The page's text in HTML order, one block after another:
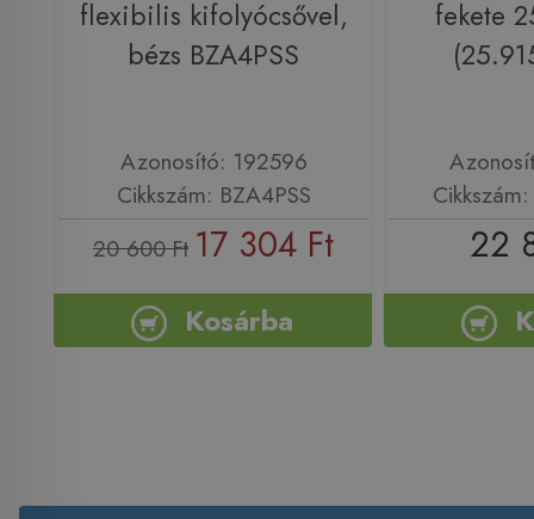
flexibilis kifolyócsővel,
bézs BZA4PSS
Azonosító: 192596
Cikkszám: BZA4PSS
20 600 Ft 17 304 Ft
Kosárba
fekete
22